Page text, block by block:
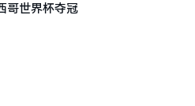
哥世界杯夺冠